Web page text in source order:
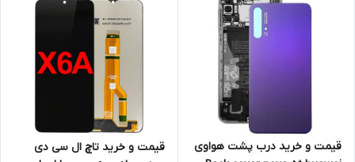
قیمت و خرید درب پشت هواوی
قیمت و خرید تاچ ال سی دی